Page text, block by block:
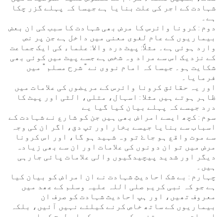
شہادت کے اجر کی علت بنایا ہے جیسا کہ پہلے گزر چکا
ہے۔
دوم : کرونا وائرس کا مرض بھی شہادت کا سبب کی ان بعض
بیماریوں کے عام لغوی معنی میں داخل ہے جن پر نص
وارد ہوئی ہے۔ مثلاً: پیٹ درد والا: علماء کی ایک جماعت
کے نزدیک اس سے مراد وہ شخص ہے جسے پیٹ میں کوئی بھی
شکایت ہو۔ جیسا کہ امام نووی نے " شرح مسلم " میں
فرمایا۔
اور یہ حقائق کرونا وائرس کے مریضوں کی علامات میں
ظاہر ہوتے ہیں مثلا : اسہال، متلی، الٹی اور پیٹ کا
درد جیسے کہ پہلے بیان کیا گیا یے
سوم : کچھ ایسے امراض بھی ہیں جن کو شارع نے شہادت کے
اسباب سے بنایا جیسے بخار اور تپ دق، اگر ان کی وجہ
سے موت واقع ہو جاۓ تو وہ شہید ہو گا، اور اس کرونا
مرض میں تو ان دونوں کی علامات اور ان سے بھی زیادہ
دیگر اور شدید پیچیدگیوں والی علامات پائی جارہی
ہیں۔
چہارم : بے شک احادیثِ شہادت نے ان امراض کو بیان کیا
ہے جو کہ نبی کریم صلی اللہ علیہ وسلم کے عھد میں
معروف تھیں، اور ہپ احادیث شہادت کو صرف ان
بیماریوں کے ساتھ خاص کرنے کیلئے نہیں آئیں، بلکہ